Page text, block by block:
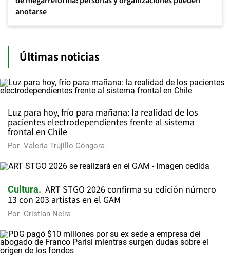
anotarse
Últimas noticias
Luz para hoy, frío para mañana: la realidad de los
pacientes electrodependientes frente al sistema
frontal en Chile
Por Valeria Trujillo Góngora
Cultura
ART STGO 2026 confirma su edición número
13 con 203 artistas en el GAM
Por Cristian Neira